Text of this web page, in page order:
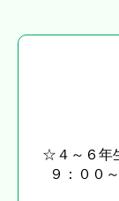
☆４～６年
９：００